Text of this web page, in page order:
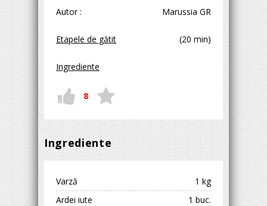
Autor : Marussia GR
Etapele de gătit (20 min)
Ingrediente
8
Ingrediente
Varză
1 kg
Ardei iute
1 buc.